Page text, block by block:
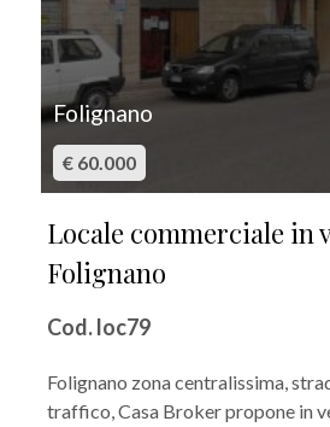
Folignano
€ 60.000
Locale commerciale in
Folignano
Cod. loc79
Folignano zona centralissima,
traffico, Casa Broker propone in